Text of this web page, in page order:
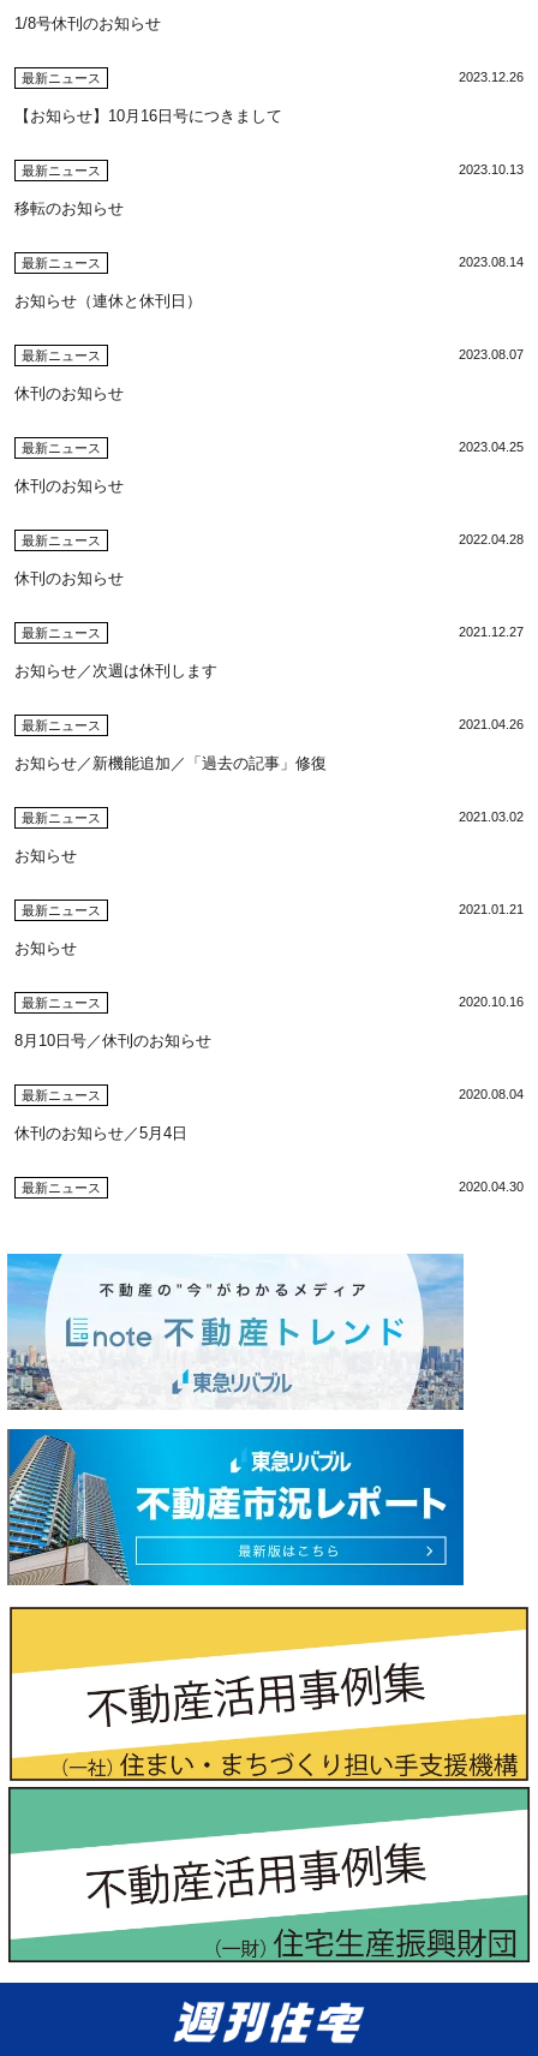
1/8号休刊のお知らせ
最新ニュース 2023.12.26
【お知らせ】10月16日号につきまして
最新ニュース 2023.10.13
移転のお知らせ
最新ニュース 2023.08.14
お知らせ（連休と休刊日）
最新ニュース 2023.08.07
休刊のお知らせ
最新ニュース 2023.04.25
休刊のお知らせ
最新ニュース 2022.04.28
休刊のお知らせ
最新ニュース 2021.12.27
お知らせ／次週は休刊します
最新ニュース 2021.04.26
お知らせ／新機能追加／「過去の記事」修復
最新ニュース 2021.03.02
お知らせ
最新ニュース 2021.01.21
お知らせ
最新ニュース 2020.10.16
8月10日号／休刊のお知らせ
最新ニュース 2020.08.04
休刊のお知らせ／5月4日
最新ニュース 2020.04.30